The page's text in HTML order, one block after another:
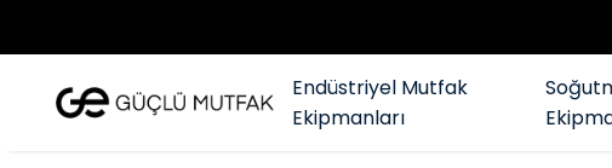
Endüstriyel Mutfak
Ekipmanları